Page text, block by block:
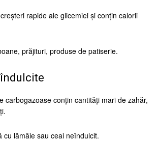
rapide ale glicemiei și conțin calorii
prăjituri, produse de patiserie.
carbogazoase conțin cantități mari de zahăr,
cu lămâie sau ceai neîndulcit.